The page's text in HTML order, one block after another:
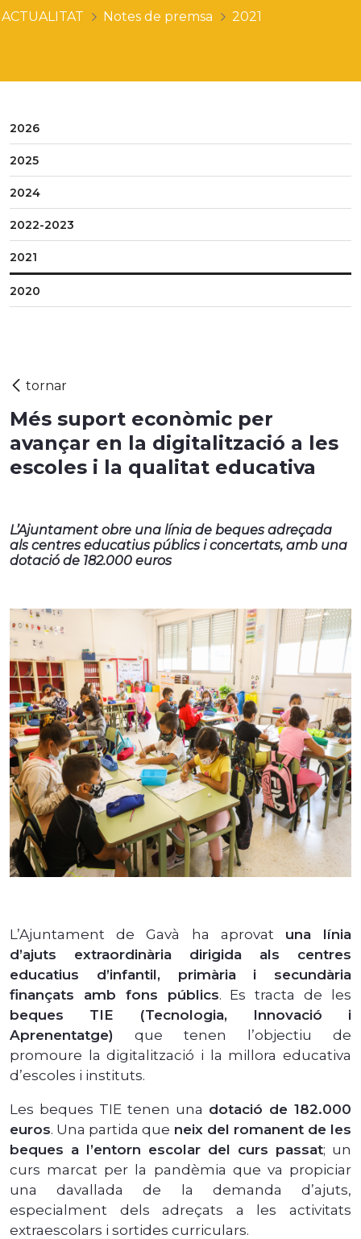
ACTUALITAT Notes de premsa 2021
2026
2025
2024
2022-2023
2021
2020
Més suport econòmic per
avançar en la digitalització a les
escoles i la qualitat educativa
L’Ajuntament obre una línia de beques adreçada
als centres educatius públics i concertats, amb una
dotació de 182.000 euros
L’Ajuntament de Gavà ha aprovat una línia
d’ajuts extraordinària dirigida als centres
educatius d’infantil, primària i secundària
finançats amb fons públics. Es tracta de les
beques TIE (Tecnologia, Innovació i
Aprenentatge) que tenen l’objectiu de
promoure la digitalització i la millora educativa
d’escoles i instituts.
Les beques TIE tenen una dotació de 182.000
euros. Una partida que neix del romanent de les
beques a l’entorn escolar del curs passat; un
curs marcat per la pandèmia que va propiciar
una davallada de la demanda d’ajuts,
especialment dels adreçats a les activitats
extraescolars i sortides curriculars.